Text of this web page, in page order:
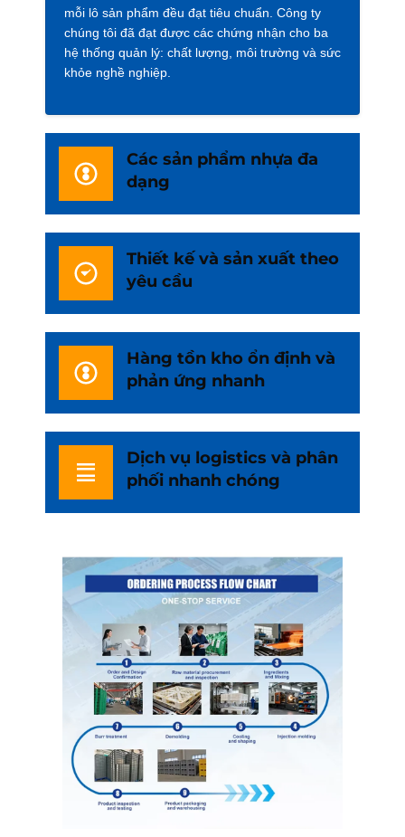
mỗi lô sản phẩm đều đạt tiêu chuẩn. Công ty
chúng tôi đã đạt được các chứng nhận cho ba
hệ thống quản lý: chất lượng, môi trường và sức
khỏe nghề nghiệp.
Các sản phẩm nhựa đa
dạng
Thiết kế và sản xuất theo
yêu cầu
Hàng tồn kho ổn định và
phản ứng nhanh
Dịch vụ logistics và phân
phối nhanh chóng